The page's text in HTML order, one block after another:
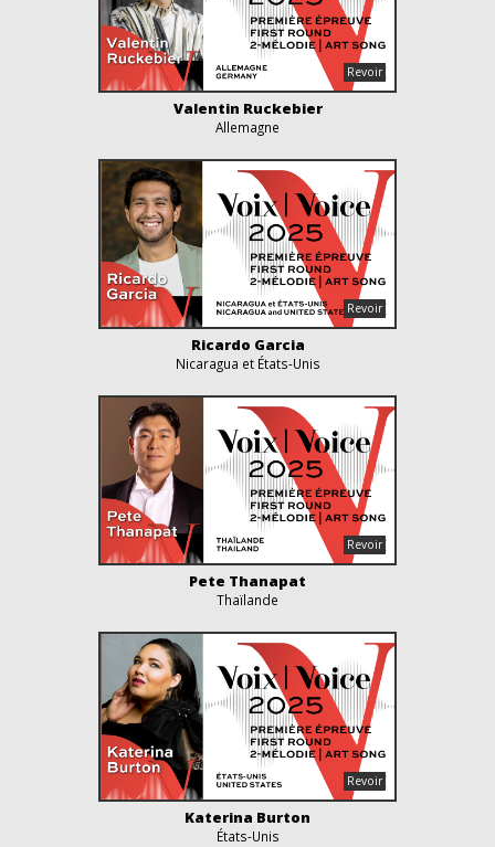
Valentin Ruckebier
Allemagne
Ricardo Garcia
Nicaragua et États-Unis
Pete Thanapat
Thaïlande
Katerina Burton
États-Unis